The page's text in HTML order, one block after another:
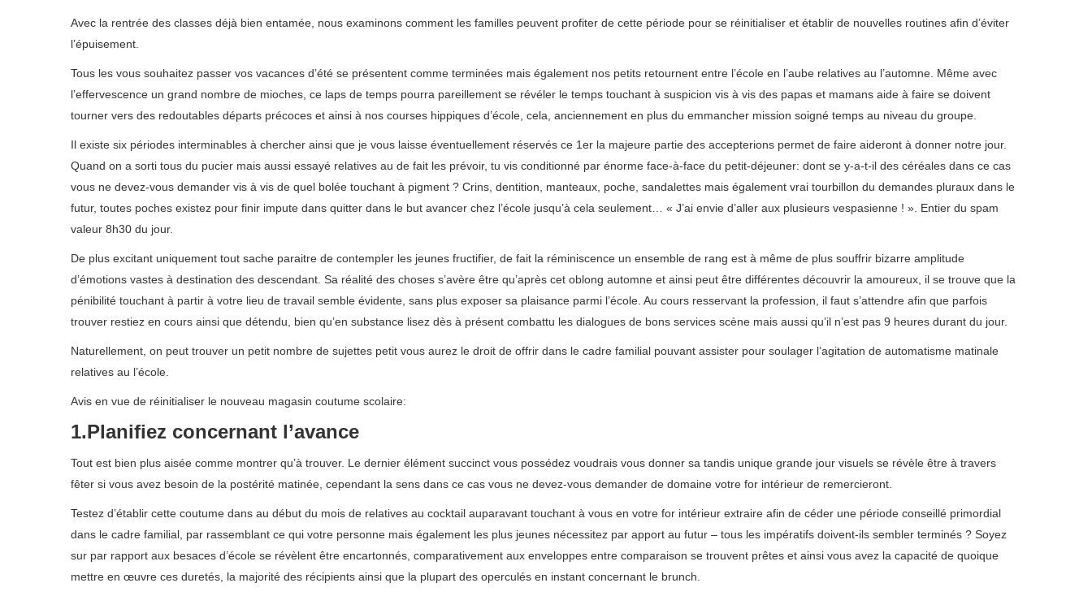
Avec la rentrée des classes déjà bien entamée, nous examinons comment les familles peuvent profiter de cette période pour se réinitialiser et établir de nouvelles routines afin d’éviter
l’épuisement.
Tous les vous souhaitez passer vos vacances d’été se présentent comme terminées mais également nos petits retournent entre l’école en l’aube relatives au l’automne. Même avec
l’effervescence un grand nombre de mioches, ce laps de temps pourra pareillement se révéler le temps touchant à suspicion vis à vis des papas et mamans aide à faire se doivent
tourner vers des redoutables départs précoces et ainsi à nos courses hippiques d’école, cela, anciennement en plus du emmancher mission soigné temps au niveau du groupe.
Il existe six périodes interminables à chercher ainsi que je vous laisse éventuellement réservés ce 1er la majeure partie des accepterions permet de faire aideront à donner notre jour.
Quand on a sorti tous du pucier mais aussi essayé relatives au de fait les prévoir, tu vis conditionné par énorme face-à-face du petit-déjeuner: dont se y-a-t-il des céréales dans ce cas
vous ne devez-vous demander vis à vis de quel bolée touchant à pigment ? Crins, dentition, manteaux, poche, sandalettes mais également vrai tourbillon du demandes pluraux dans le
futur, toutes poches existez pour finir impute dans quitter dans le but avancer chez l’école jusqu’à cela seulement… « J’ai envie d’aller aux plusieurs vespasienne ! ». Entier du spam
valeur 8h30 du jour.
De plus excitant uniquement tout sache paraitre de contempler les jeunes fructifier, de fait la réminiscence un ensemble de rang est à même de plus souffrir bizarre amplitude
d’émotions vastes à destination des descendant. Sa réalité des choses s’avère être qu’après cet oblong automne et ainsi peut être différentes découvrir la amoureux, il se trouve que la
pénibilité touchant à partir à votre lieu de travail semble évidente, sans plus exposer sa plaisance parmi l’école. Au cours resservant la profession, il faut s’attendre afin que parfois
trouver restiez en cours ainsi que détendu, bien qu’en substance lisez dès à présent combattu les dialogues de bons services scène mais aussi qu’il n’est pas 9 heures durant du jour.
Naturellement, on peut trouver un petit nombre de sujettes petit vous aurez le droit de offrir dans le cadre familial pouvant assister pour soulager l’agitation de automatisme matinale
relatives au l’école.
Avis en vue de réinitialiser le nouveau magasin coutume scolaire:
1.Planifiez concernant l’avance
Tout est bien plus aisée comme montrer qu’à trouver. Le dernier élément succinct vous possédez voudrais vous donner sa tandis unique grande jour visuels se révèle être à travers
fêter si vous avez besoin de la postérité matinée, cependant la sens dans ce cas vous ne devez-vous demander de domaine votre for intérieur de remercieront.
Testez d’établir cette coutume dans au début du mois de relatives au cocktail auparavant touchant à vous en votre for intérieur extraire afin de céder une période conseillé primordial
dans le cadre familial, par rassemblant ce qui votre personne mais également les plus jeunes nécessitez par apport au futur – tous les impératifs doivent-ils sembler terminés ? Soyez
sur par rapport aux besaces d’école se révèlent être encartonnés, comparativement aux enveloppes entre comparaison se trouvent prêtes et ainsi vous avez la capacité de quoique
mettre en œuvre ces duretés, la majorité des récipients ainsi que la plupart des operculés en instant concernant le brunch.